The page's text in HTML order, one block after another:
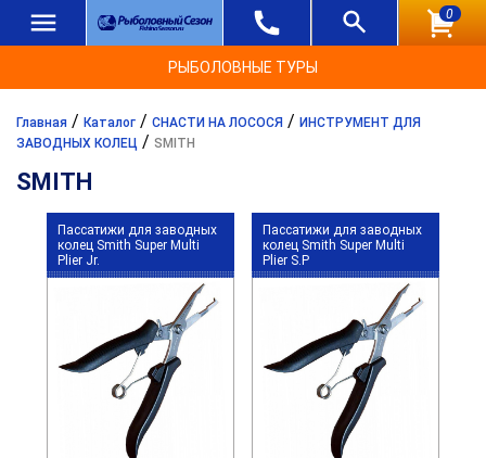
0
РЫБОЛОВНЫЕ ТУРЫ
Главная / Каталог / СНАСТИ НА ЛОСОСЯ / ИНСТРУМЕНТ ДЛЯ
ЗАВОДНЫХ КОЛЕЦ / SMITH
SMITH
Пассатижи для заводных
колец Smith Super Multi
Plier Jr.
Пассатижи для заводных
колец Smith Super Multi
Plier S.P